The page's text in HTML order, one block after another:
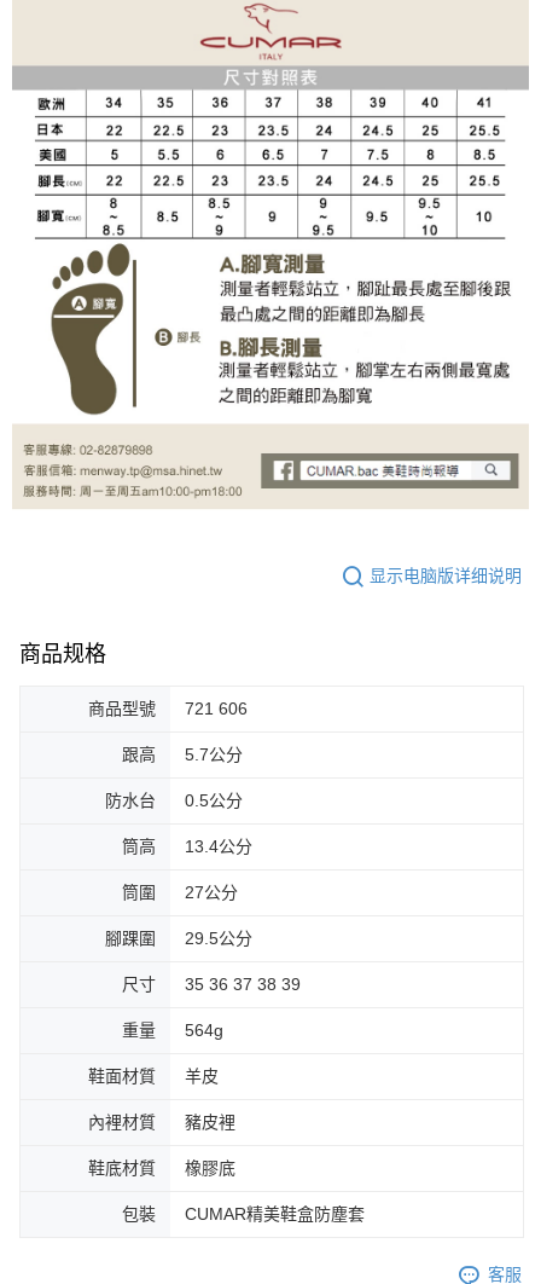
显示电脑版详细说明
商品规格
商品型號 721 606
跟高 5.7公分
防水台 0.5公分
筒高 13.4公分
筒圍 27公分
腳踝圍 29.5公分
尺寸 35 36 37 38 39
重量 564g
鞋面材質 羊皮
內裡材質 豬皮裡
鞋底材質 橡膠底
包裝 CUMAR精美鞋盒防塵套
客服